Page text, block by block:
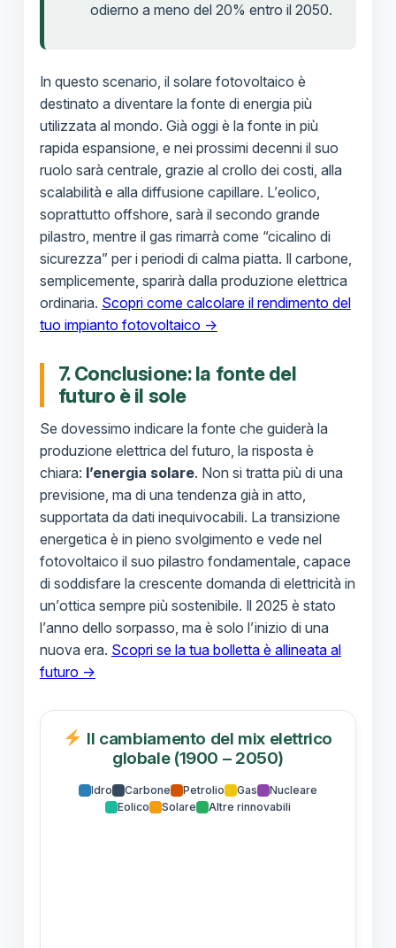
odierno a meno del 20% entro il 2050.
In questo scenario, il solare fotovoltaico è
destinato a diventare la fonte di energia più
utilizzata al mondo. Già oggi è la fonte in più
rapida espansione, e nei prossimi decenni il suo
ruolo sarà centrale, grazie al crollo dei costi, alla
scalabilità e alla diffusione capillare. L’eolico,
soprattutto offshore, sarà il secondo grande
pilastro, mentre il gas rimarrà come “cicalino di
sicurezza” per i periodi di calma piatta. Il carbone,
semplicemente, sparirà dalla produzione elettrica
ordinaria. Scopri come calcolare il rendimento del
tuo impianto fotovoltaico →
7. Conclusione: la fonte del
futuro è il sole
Se dovessimo indicare la fonte che guiderà la
produzione elettrica del futuro, la risposta è
chiara: l’energia solare. Non si tratta più di una
previsione, ma di una tendenza già in atto,
supportata da dati inequivocabili. La transizione
energetica è in pieno svolgimento e vede nel
fotovoltaico il suo pilastro fondamentale, capace
di soddisfare la crescente domanda di elettricità in
un’ottica sempre più sostenibile. Il 2025 è stato
l’anno dello sorpasso, ma è solo l’inizio di una
nuova era. Scopri se la tua bolletta è allineata al
futuro →
Il cambiamento del mix elettrico
globale (1900 – 2050)
Idro Carbone Petrolio Gas
Nucleare
Eolico
Solare Altre rinnovabili